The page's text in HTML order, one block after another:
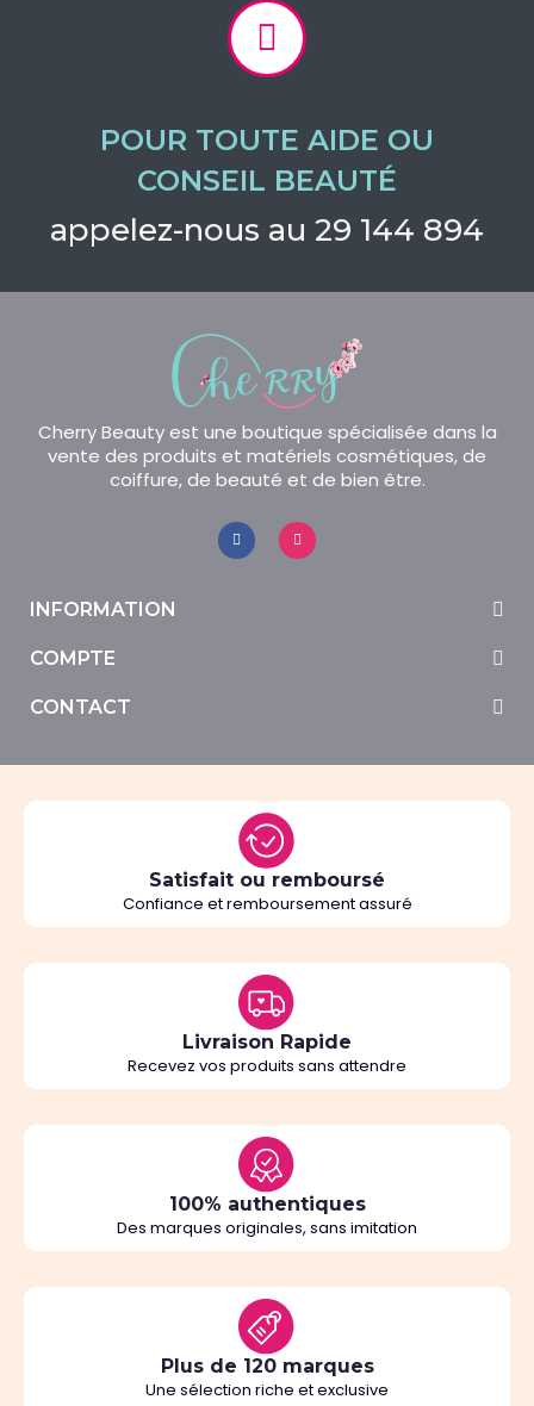
POUR TOUTE AIDE OU
CONSEIL BEAUTÉ
appelez-nous au 29 144 894
Cherry Beauty est une boutique spécialisée dans la
vente des produits et matériels cosmétiques, de
coiffure, de beauté et de bien être.
INFORMATION
COMPTE
CONTACT
Satisfait ou remboursé
Confiance et remboursement assuré
Livraison Rapide
Recevez vos produits sans attendre
100% authentiques
Des marques originales, sans imitation
Plus de 120 marques
Une sélection riche et exclusive